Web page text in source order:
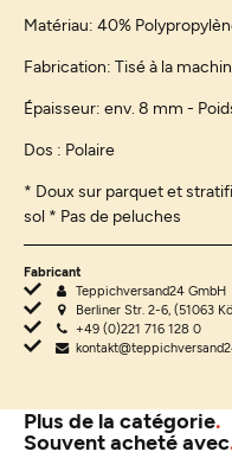
Matériau: 40%
Fabrication: Tisé à la
Épaisseur: env. 8 mm -
Dos : Polaire
* Doux sur parquet et
sol * Pas de peluches
Fabricant
Teppichversand24 GmbH
Berliner Str. 2-6, (51063
+49 (0)221 716 128 0
Plus de la catégorie
Souvent acheté avec